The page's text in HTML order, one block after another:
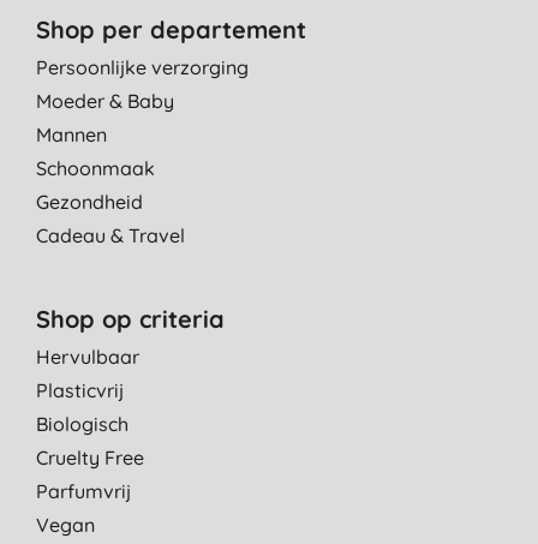
Shop per departement
Persoonlijke verzorging
Moeder & Baby
Mannen
Schoonmaak
Gezondheid
Cadeau & Travel
Shop op criteria
Hervulbaar
Plasticvrij
Biologisch
Cruelty Free
Parfumvrij
Vegan